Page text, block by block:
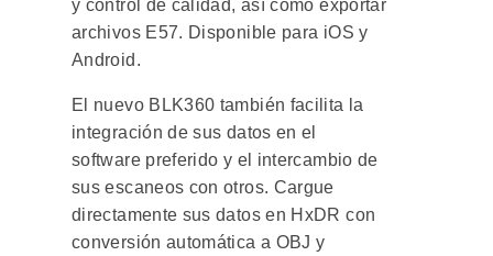
y control de calidad, así como exportar
archivos E57. Disponible para iOS y
Android.
El nuevo BLK360 también facilita la
integración de sus datos en el
software preferido y el intercambio de
sus escaneos con otros. Cargue
directamente sus datos en HxDR con
conversión automática a OBJ y